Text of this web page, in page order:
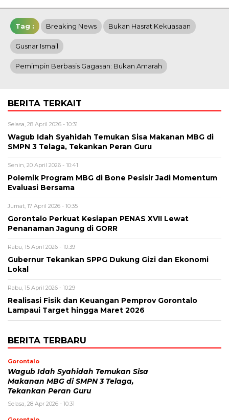
Tag : Breaking News Bukan Hasrat Kekuasaan
Gusnar Ismail
Pemimpin Berbasis Gagasan: Bukan Amarah
BERITA TERKAIT
Selasa, 28 April 2026 - 10:31
Wagub Idah Syahidah Temukan Sisa Makanan MBG di
SMPN 3 Telaga, Tekankan Peran Guru
Senin, 20 April 2026 - 10:41
Polemik Program MBG di Bone Pesisir Jadi Momentum
Evaluasi Bersama
Jumat, 17 April 2026 - 10:35
Gorontalo Perkuat Kesiapan PENAS XVII Lewat
Penanaman Jagung di GORR
Rabu, 15 April 2026 - 10:39
Gubernur Tekankan SPPG Dukung Gizi dan Ekonomi
Lokal
Rabu, 15 April 2026 - 10:29
Realisasi Fisik dan Keuangan Pemprov Gorontalo
Lampaui Target hingga Maret 2026
BERITA TERBARU
Gorontalo
Wagub Idah Syahidah Temukan Sisa
Makanan MBG di SMPN 3 Telaga,
Tekankan Peran Guru
Selasa, 28 Apr 2026 - 10:31